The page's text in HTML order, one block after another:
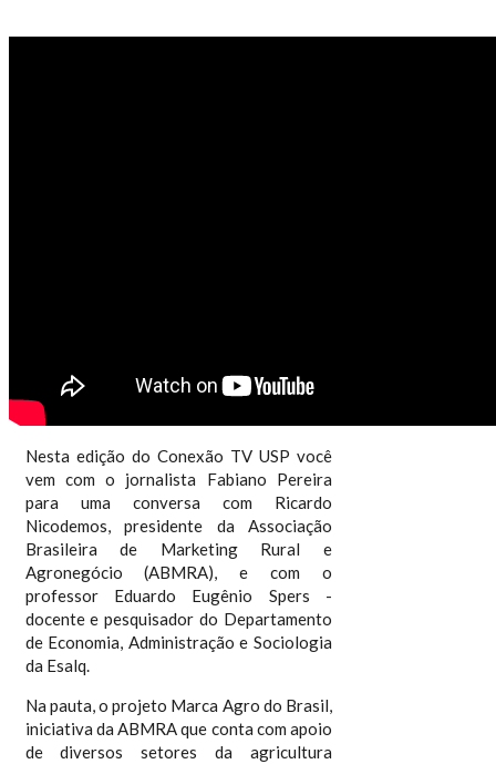
Nesta edição do Conexão TV USP você
vem com o jornalista Fabiano Pereira
para uma conversa com Ricardo
Nicodemos, presidente da Associação
Brasileira de Marketing Rural e
Agronegócio (ABMRA), e com o
professor Eduardo Eugênio Spers -
docente e pesquisador do Departamento
de Economia, Administração e Sociologia
da Esalq.
Na pauta, o projeto Marca Agro do Brasil,
iniciativa da ABMRA que conta com apoio
de diversos setores da agricultura